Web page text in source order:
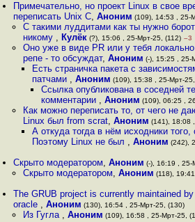
Примечательно, но проект Linux в свое
переписать Unix С,Аноним (109), 14:53 , 25-
С такими луддитами как ты нужно
никому , Кулёк(?), 15:06 , 25-Мрт-25, (112) –3
Оно уже в виде PR или у тебя
репе - то обсуждат, Аноним (-), 15:25 , 25-
Есть страничка пакета с
патчами , Аноним (109), 15:38 , 25-Мрт-
Ссылка опубликована в соседней
комментарии ,Аноним (109), 06:25 ,
Как можно переписать то, от чего не
Linux был from scrat, Аноним (141), 18:08
А откуда тогда в нём исходники
Поэтому Linux не был , Аноним (242),
Скрыто модератором,Аноним (-), 16:19 , 25-
Скрыто модератором, Аноним (118),
The GRUB project is currently maintained
oracle ,Аноним (130), 16:54 , 25-Мрт-25, (130)
Из Гугла , Аноним (109), 16:58 , 25-Мрт-25,